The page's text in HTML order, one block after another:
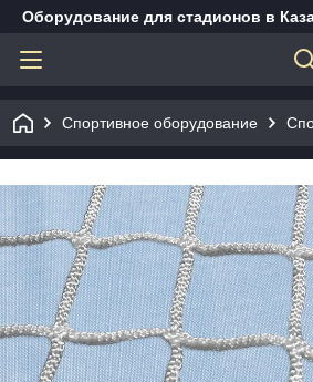
Оборудование для стадионов в
Спортивное оборудование